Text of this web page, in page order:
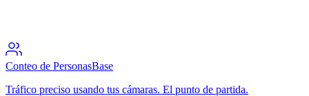
Conteo de PersonasBase
Tráfico preciso usando tus cámaras. El punto de partida.